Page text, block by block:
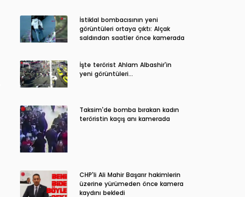
İstiklal bombacısının yeni
görüntüleri ortaya çıktı: Alçak
saldırıdan saatler önce kamerada
İşte terörist Ahlam Albashir'in
yeni görüntüleri…
Taksim'de bomba bırakan kadın
teröristin kaçış anı kamerada
CHP'li Ali Mahir Başarır hakimlerin
üzerine yürümeden önce kamera
kaydını bekledi